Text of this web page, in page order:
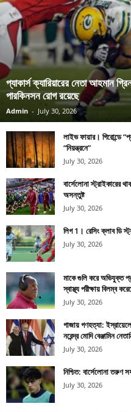
প্যাকার্স ক্যারিয়ারের নেতা আহমান
পারকিনসন রোগ রয়েছে
Admin - July 30, 2026
লাইভ ফায়ার। গিরোন্ডে
“নিয়ন্ত্রনে”
July 30, 2026
বার্সেলোনা স্ট্রাইকারের
অসন্তুষ্ট
July 30, 2026
লিগ 1। রেসিং ক্লাব ডি
July 30, 2026
মাকে গুলি করে অভিযুক্ত
স্বাস্থ্য পরীক্ষায় বিলম্ব
July 30, 2026
গাজায় গণহত্যা:
নরেন্দ্র মোদি বেঞ্জামিন
July 30, 2026
নিশ্চিত: বার্সেলোনা
July 30, 2026